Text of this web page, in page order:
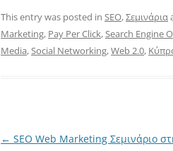
This entry was posted in SEO,Σεμινάρια
Marketing, Pay Per Click,Search Engine
Media,Social Networking,Web 2.0,
Post
← SEO Web Marketing Σεμινάριο